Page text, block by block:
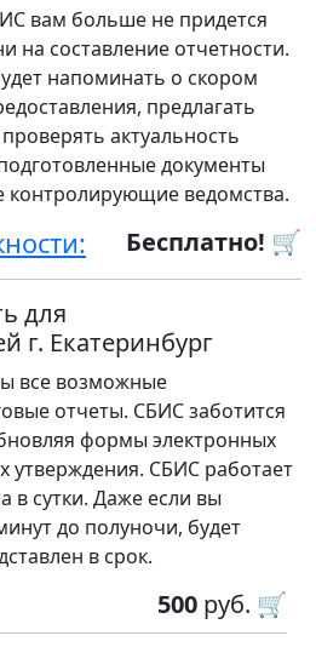
вам больше не придется
на составление отчетности.
напоминать о скором
предлагать
актуальность
документы
контролирующие ведомства.
Бесплатно! 🛒
для
г. Екатеринбург
все возможные
отчеты. СБИС заботится
формы электронных
утверждения. СБИС работает
в сутки. Даже если вы
до полуночи, будет
в срок.
500 руб. 🛒